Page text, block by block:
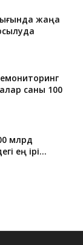
жаңа
саны 100
млрд
ең ірі...